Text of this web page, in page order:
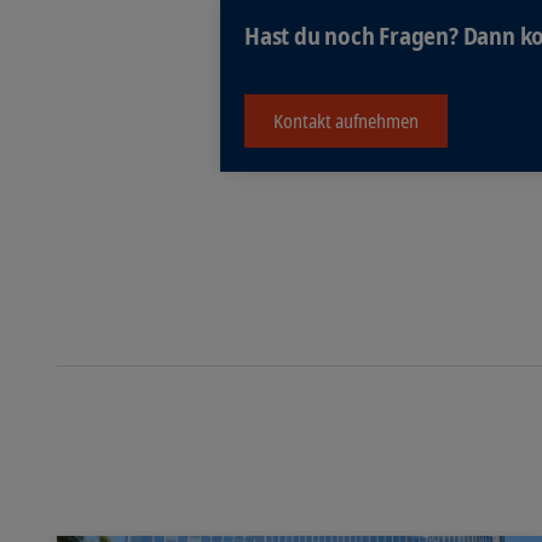
Hast du noch Fragen? Dann
Kontakt aufnehmen